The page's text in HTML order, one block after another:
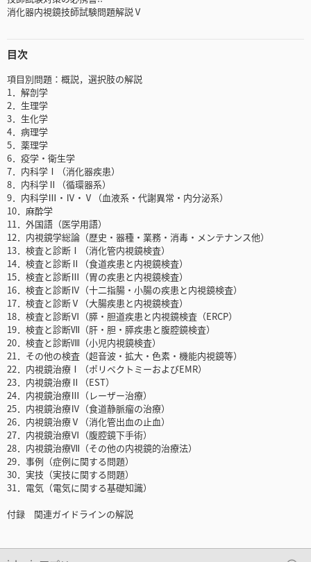
消化器内視鏡技師試験問題解説Ⅴ
目次
項目別問題：概説，選択肢の解説
1．解剖学
2．生理学
3．生化学
4．病理学
5．薬理学
6．疫学・衛生学
7．内科学Ⅰ（消化器疾患）
8．内科学Ⅱ（循環器系）
9．内科学Ⅲ・Ⅳ・Ⅴ（血液系・代謝異常・内分泌系）
10．麻酔学
11．外国語（医学用語）
12．内視鏡学総論（歴史・器種・業務・消毒・メンテナンス他）
13．検査と診断Ⅰ（消化管内視鏡検査）
14．検査と診断Ⅱ（食道疾患と内視鏡検査）
15．検査と診断Ⅲ（胃の疾患と内視鏡検査）
16．検査と診断Ⅳ（十二指腸・小腸の疾患と内視鏡検査）
17．検査と診断Ⅴ（大腸疾患と内視鏡検査）
18．検査と診断Ⅵ（膵・胆道疾患と内視鏡検査（ERCP）
19．検査と診断Ⅶ（肝・胆・膵疾患と腹腔鏡検査）
20．検査と診断Ⅷ（小児内視鏡検査）
21．その他の検査（超音波・拡大・色素・機能内視鏡等）
22．内視鏡治療Ⅰ（ポリペクトミーおよびEMR）
23．内視鏡治療Ⅱ（EST）
24．内視鏡治療Ⅲ（レーザー治療）
25．内視鏡治療Ⅳ（食道静脈瘤の治療）
26．内視鏡治療Ⅴ（消化管出血の止血）
27．内視鏡治療Ⅵ（腹腔鏡下手術）
28．内視鏡治療Ⅶ（その他の内視鏡的治療法）
29．事例（症例に関する問題）
30．実技（実技に関する問題）
31．電気（電気に関する基礎知識）
付録 関連ガイドラインの解説